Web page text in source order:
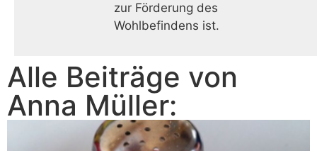
zur Förderung des
Wohlbefindens ist.
Alle Beiträge von
Anna Müller: